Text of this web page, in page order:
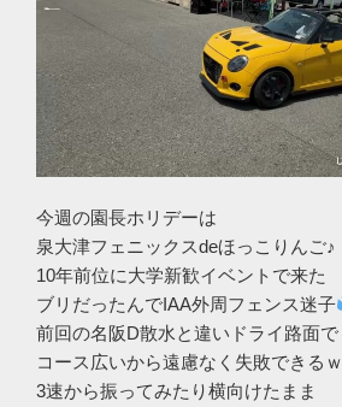
今週の園長ホリデーは
泉大津フェニックスdeほっこりんご♪
10年前位に大学新歓イベントで来た
ブリだったんでIAA外周フェンス迷子
前回の名阪D散水と違いドライ路面で
コース広いから遠慮なく失敗できるｗ
3速から振ってみたり横向けたまま